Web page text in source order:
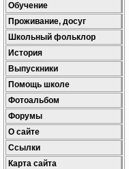
Обучение
Проживание, досуг
Школьный фольклор
История
Выпускники
Помощь школе
Фотоальбом
Форумы
О сайте
Ссылки
Карта сайта